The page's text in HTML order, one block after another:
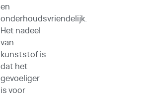
en
onderhoudsvriendelijk.
Het nadeel
van
kunststof is
dat het
gevoeliger
is voor